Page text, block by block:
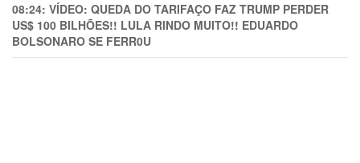
08:24: VÍDEO: QUEDA DO TARIFAÇO FAZ TRUMP PERDER
US$ 100 BILHÕES!! LULA RINDO MUITO!! EDUARDO
BOLSONARO SE FERR0U